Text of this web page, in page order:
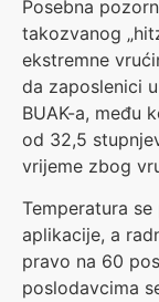
Posebna
takozvanog
ekstremne
da zaposlenici
BUAK-a, među
od 32,5
vrijeme zbog
Temperatura
aplikacije, a
pravo na 60
poslodavcima